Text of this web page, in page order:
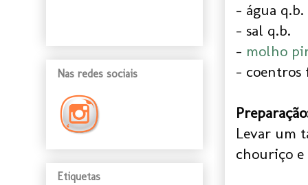
- água q.b.
- sal q.b.
- molho
- coentros
Levar um
chouriço e
Nas redes sociais
Etiquetas